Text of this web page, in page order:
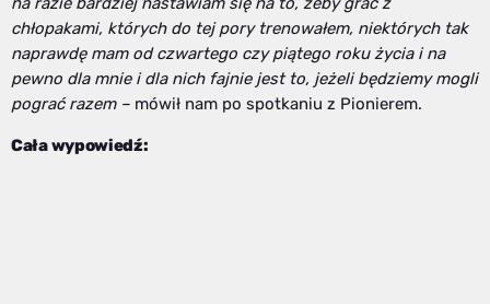
chłopakami, których do tej pory trenowałem, niektórych tak
naprawdę mam od czwartego czy piątego roku życia i na
pewno dla mnie i dla nich fajnie jest to, jeżeli będziemy mogli
pograć razem – mówił nam po spotkaniu z Pionierem.
Cała wypowiedź: